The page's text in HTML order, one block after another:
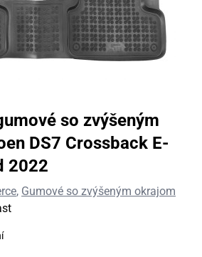
so zvýšeným
DS7 Crossback E-
2022
, Gumové so zvýšeným okrajom